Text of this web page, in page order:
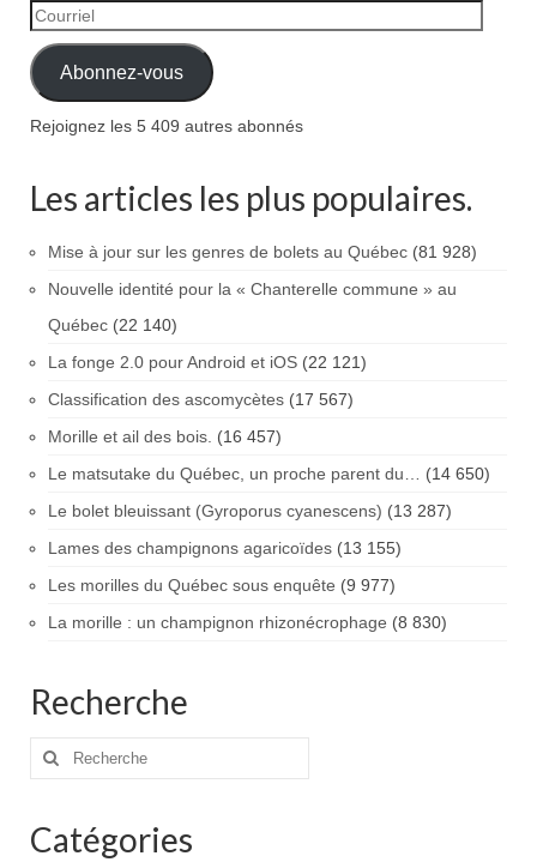
Courriel
Abonnez-vous
Rejoignez les 5 409 autres abonnés
Les articles les plus populaires.
Mise à jour sur les genres de bolets au Québec (81 928)
Nouvelle identité pour la « Chanterelle commune » au
Québec (22 140)
La fonge 2.0 pour Android et iOS (22 121)
Classification des ascomycètes (17 567)
Morille et ail des bois. (16 457)
Le matsutake du Québec, un proche parent du…
(14 650)
Le bolet bleuissant (Gyroporus cyanescens) (13 287)
Lames des champignons agaricoïdes (13 155)
Les morilles du Québec sous enquête (9 977)
La morille : un champignon rhizonécrophage (8 830)
Recherche
Rechercher
Catégories